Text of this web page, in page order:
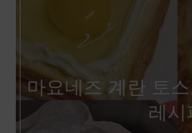
마요네즈 계란 토
레시